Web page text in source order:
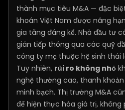
thành mục tiêu M&A — đặc
khoán Việt Nam được nâng
gia tăng đáng kể. Nhà đầu tư
gián tiếp thông qua các quỹ
công ty mẹ thuộc hệ sinh thái
Tuy nhiên, rủi ro không nhỏ
nghệ thường cao, thanh
minh bạch. Thị trường M&A
để hiện thực hóa giá trị, không